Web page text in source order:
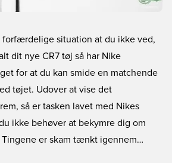
forfærdelige situation at du ikke ved,
dit nye CR7 tøj så har Nike
for at du kan smide en matchende
tøjet. Udover at vise det
så er tasken lavet med Nikes
ikke behøver at bekymre dig om
er skam tænkt igennem…